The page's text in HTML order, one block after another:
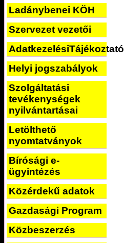
Ladánybenei KÖH
Szervezet vezetői
AdatkezelésiTájékoztató
Helyi jogszabályok
Szolgáltatási
tevékenységek
nyilvántartásai
Letölthető
nyomtatványok
Bírósági e-
ügyintézés
Közérdekű adatok
Gazdasági Program
Közbeszerzés